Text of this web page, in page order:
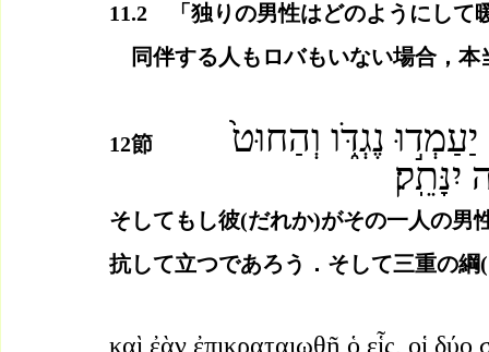
11.2　「独りの男性はどのようにして
同伴する人もロバもいない場合，本
12節
יִנָּתֵֽק׃
そしてもし彼(だれか)がその一人の男
抗して立つであろう．そして三重の
καὶ ἐὰν ἐπικραταιωθῇ ὁ εἷς, οἱ